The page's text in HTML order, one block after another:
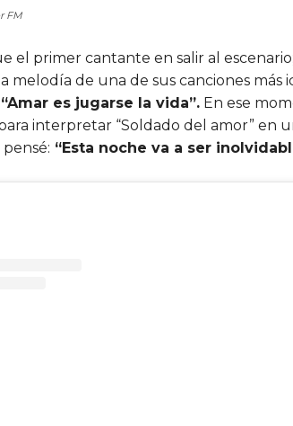
FM
el primer cantante en salir al
melodía de una de sus canciones más
“Amar es jugarse la vida”.En ese
interpretar “Soldado del amor” en
“Esta noche va a ser